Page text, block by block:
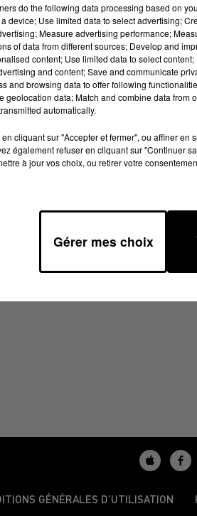
2026 À 07H59
GÉNÉRALES D’UTILISATION
do the following data processing based on
device; Use limited data to select advertising;
Measure advertising performance;
of data from different sources; Develop and
content; Use limited data to select
and content; Save and communicate
and browsing data to offer following
geolocation data; Match and combine data from
automatically.
cliquant sur "Accepter et fermer", ou affiner
également refuser en cliquant sur "Continuer
à jour vos choix, ou retirer votre
Gérer mes choix